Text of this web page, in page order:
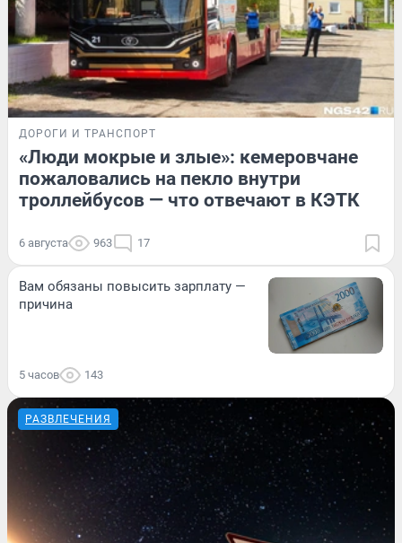
ДОРОГИ И ТРАНСПОРТ
«Люди мокрые и злые»: кемеровчане
пожаловались на пекло внутри
троллейбусов — что отвечают в КЭТК
6 августа 963 17
Вам обязаны повысить зарплату —
причина
5 часов 143
РАЗВЛЕЧЕНИЯ